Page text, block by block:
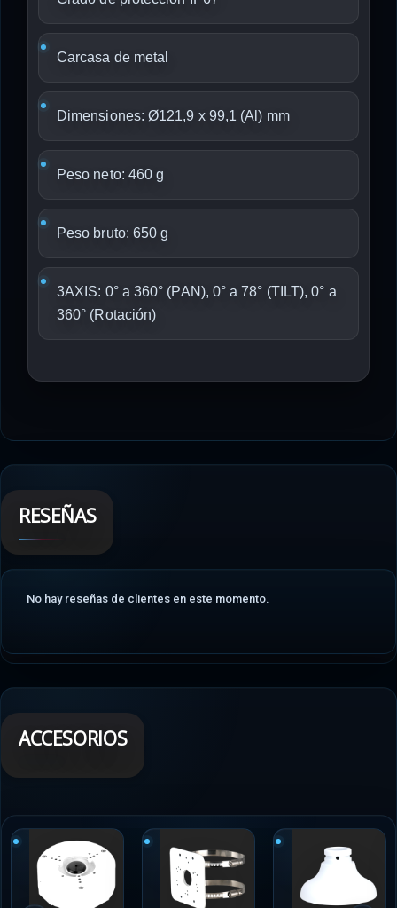
Carcasa de metal
Dimensiones: Ø121,9 x 99,1 (Al) mm
Peso neto: 460 g
Peso bruto: 650 g
3AXIS: 0° a 360° (PAN), 0° a 78° (TILT), 0° a
360° (Rotación)
RESEÑAS
No hay reseñas de clientes en este momento.
ACCESORIOS